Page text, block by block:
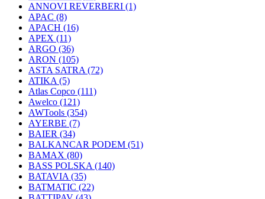
ANNOVI REVERBERI (1)
APAC (8)
APACH (16)
APEX (11)
ARGO (36)
ARON (105)
ASTA SATRA (72)
ATIKA (5)
Atlas Copco (111)
Awelco (121)
AWTools (354)
AYERBE (7)
BAIER (34)
BALKANCAR PODEM (51)
BAMAX (80)
BASS POLSKA (140)
BATAVIA (35)
BATMATIC (22)